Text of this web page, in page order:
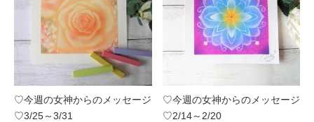
♡今週の女神からのメッセージ
♡3/25～3/31
♡今週の女神からのメッセージ
♡2/14～2/20